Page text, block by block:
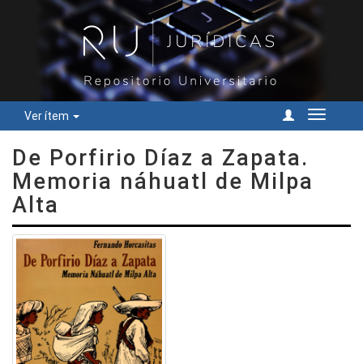
Ver ítem
Cambiar
De Porfirio Díaz a Zapata.
Memoria náhuatl de Milpa
Alta